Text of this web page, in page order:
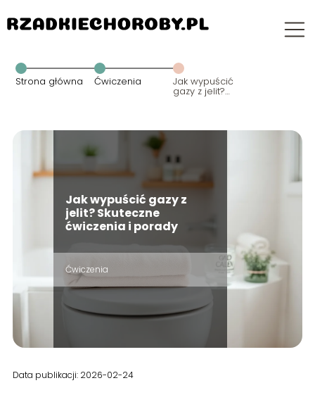
Strona główna Ćwiczenia Jak wypuścić
gazy z jelit?
Jak wypuścić gazy z
jelit? Skuteczne
ćwiczenia i porady
Ćwiczenia
Data publikacji: 2026-02-24